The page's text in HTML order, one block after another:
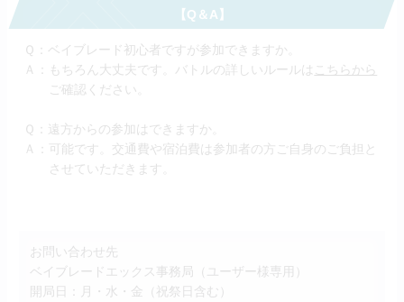
【Q＆A】
Ｑ：ベイブレード初心者ですが参加できますか。
Ａ：もちろん大丈夫です。バトルの詳しいルールは
こちらから
ご確認ください。
Ｑ：遠方からの参加はできますか。
Ａ：可能です。交通費や宿泊費は参加者の方ご自身のご負担と
させていただきます。
お問い合わせ先
ベイブレードエックス事務局（ユーザー様専用）
開局日：月・水・金（祝祭日含む）